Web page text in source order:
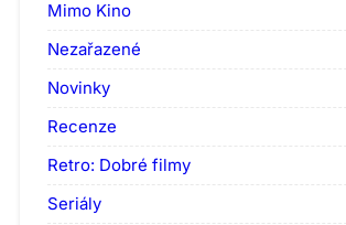
Mimo Kino
Nezařazené
Novinky
Recenze
Retro: Dobré filmy
Seriály